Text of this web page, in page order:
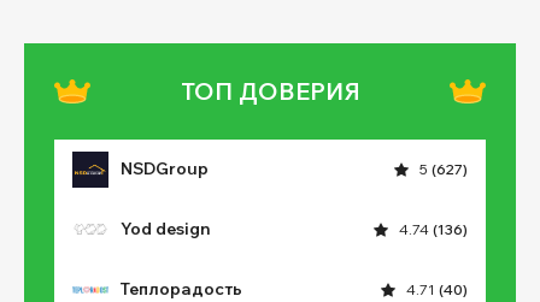
ТОП ДОВЕРИЯ
NSDGroup 5 (627)
Yod design 4.74 (136)
Теплорадость 4.71 (40)